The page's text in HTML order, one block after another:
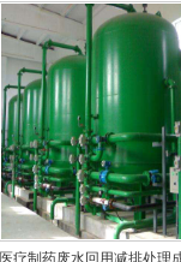
医疗制药废水回用减排处理